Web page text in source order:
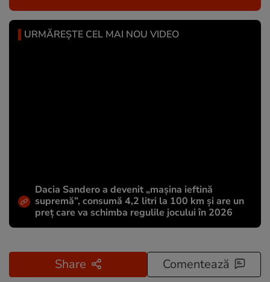
URMĂREȘTE CEL MAI NOU VIDEO
Dacia Sandero a devenit „mașina ieftină
supremă”, consumă 4,2 litri la 100 km și are un
preț care va schimba regulile jocului în 2026
Share Comentează